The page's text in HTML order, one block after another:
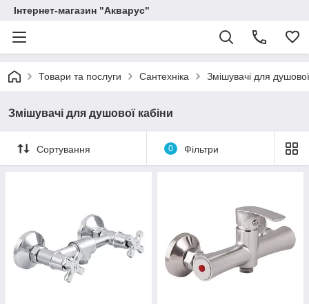
Інтернет-магазин "Акварус"
Товари та послуги Сантехніка Змішувачі для
Змішувачі для душової кабіни
Сортування 0 Фільтри